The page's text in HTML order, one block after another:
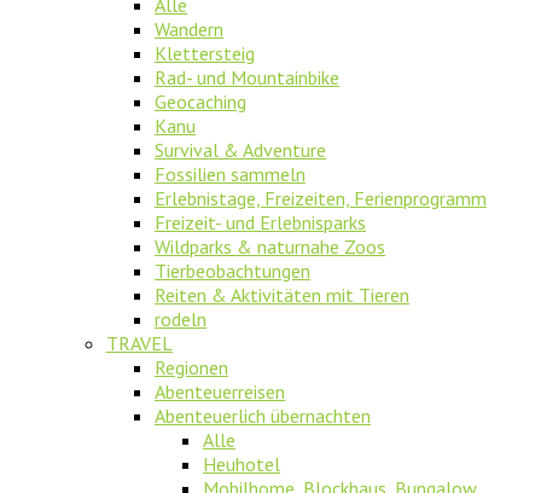
Alle
Wandern
Klettersteig
Rad- und Mountainbike
Geocaching
Kanu
Survival & Adventure
Fossilien sammeln
Erlebnistage, Freizeiten, Ferienprogramm
Freizeit- und Erlebnisparks
Wildparks & naturnahe Zoos
Tierbeobachtungen
Reiten & Aktivitäten mit Tieren
rodeln
TRAVEL
Regionen
Abenteuerreisen
Abenteuerlich übernachten
Alle
Heuhotel
Mobilhome, Blockhaus, Bungalow